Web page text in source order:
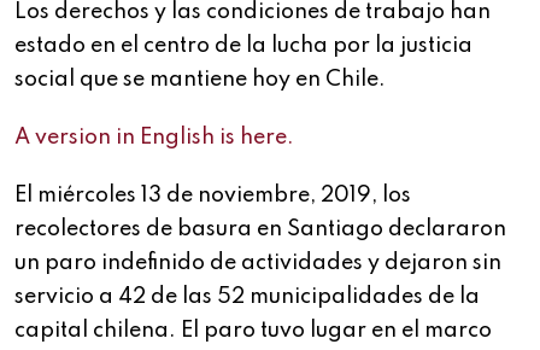
Los derechos y las condiciones de trabajo han
estado en el centro de la lucha por la justicia
social que se mantiene hoy en Chile.
A version in English is here.
El miércoles 13 de noviembre, 2019, los
recolectores de basura en Santiago declararon
un paro indefinido de actividades y dejaron sin
servicio a 42 de las 52 municipalidades de la
capital chilena. El paro tuvo lugar en el marco